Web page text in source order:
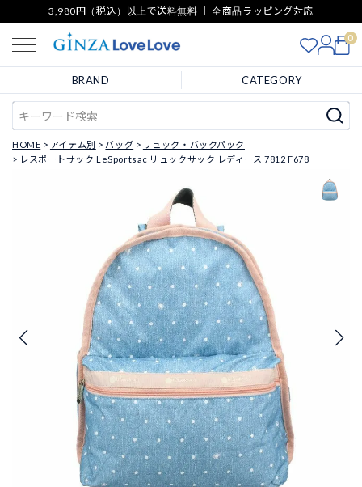
3,980円（税込）以上で送料無料 ｜ 全商品ラッピング対応
0
BRAND CATEGORY
HOME アイテム別 バッグ
リュック・バックパック
レスポートサック LeSportsac リュックサック レディース 7812 F678